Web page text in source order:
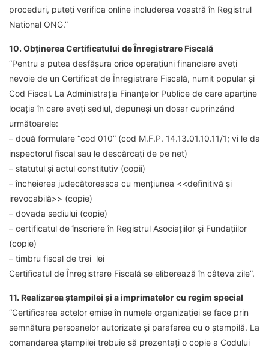
proceduri, puteți verifica online includerea voastră în Registrul
National ONG.”
10. Obținerea Certificatului de Înregistrare Fiscală
“Pentru a putea desfășura orice operațiuni financiare aveți
nevoie de un Certificat de Înregistrare Fiscală, numit popular și
Cod Fiscal. La Administrația Finanțelor Publice de care aparține
locația în care aveți sediul, depuneși un dosar cuprinzând
următoarele:
– două formulare “cod 010” (cod M.F.P. 14.13.01.10.11/1; vi le da
inspectorul fiscal sau le descărcați de pe net)
– statutul și actul constitutiv (copii)
– încheierea judecătoreasca cu mențiunea <<definitivă și
irevocabilă>> (copie)
– dovada sediului (copie)
– certificatul de înscriere în Registrul Asociațiilor și Fundațiilor
(copie)
– timbru fiscal de trei lei
Certificatul de Înregistrare Fiscală se eliberează în câteva zile”.
11. Realizarea ștampilei și a imprimatelor cu regim special
“Certificarea actelor emise în numele organizației se face prin
semnătura persoanelor autorizate și parafarea cu o ștampilă. La
comandarea ștampilei trebuie să prezentați o copie a Codului